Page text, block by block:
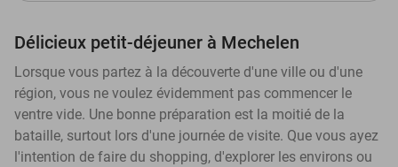
Délicieux petit-déjeuner à Mechelen
Lorsque vous partez à la découverte d'une ville ou d'une
région, vous ne voulez évidemment pas commencer le
ventre vide. Une bonne préparation est la moitié de la
bataille, surtout lors d'une journée de visite. Que vous ayez
l'intention de faire du shopping, d'explorer les environs ou